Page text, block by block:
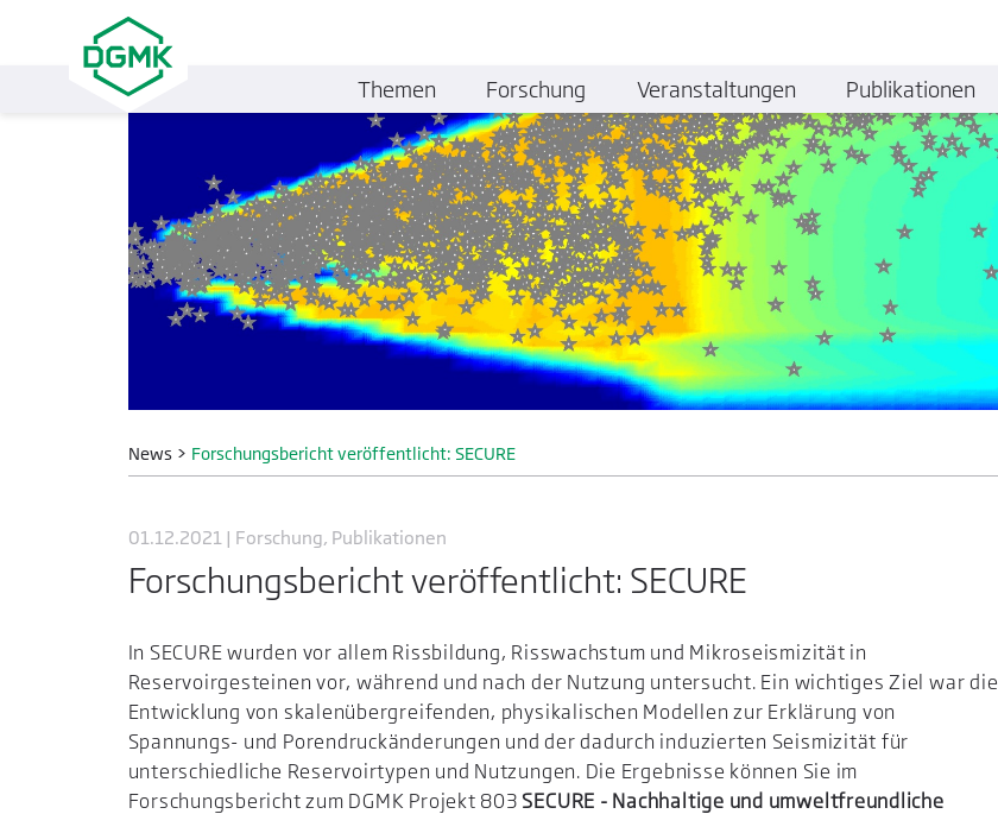
News> Forschungsbericht veröffentlicht: SECURE
01.12.2021 | Forschung, Publikationen
Forschungsbericht veröffentlicht: SECURE
In SECURE wurden vor allem Rissbildung, Risswachstum und Mikroseismizität in
Reservoirgesteinen vor, während und nach der Nutzung untersucht. Ein wichtiges Ziel war die
Entwicklung von skalenübergreifenden, physikalischen Modellen zur Erklärung von
Spannungs- und Porendruckänderungen und der dadurch induzierten Seismizität für
unterschiedliche Reservoirtypen und Nutzungen. Die Ergebnisse können Sie im
Forschungsbericht zum DGMK Projekt 803 SECURE - Nachhaltige und umweltfreundliche
Themen Forschung Veranstaltungen Publikationen